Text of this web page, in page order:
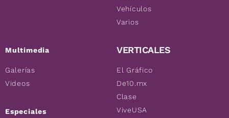
Multimedia
Galerías
Videos
Especiales
Vehículos
Varios
VERTICALES
El Gráfico
De10.mx
Clase
ViveUSA